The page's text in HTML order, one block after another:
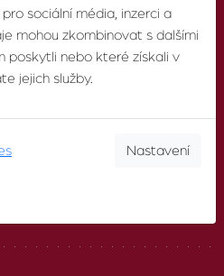
sociální média, inzerci a
mohou zkombinovat s dalšími
poskytli nebo které získali v
jejich služby.
Nastavení